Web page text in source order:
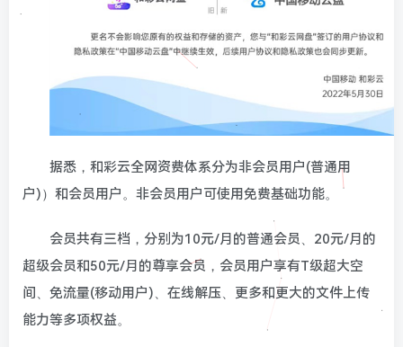
据悉，和彩云全网资费体系分为非会员用户(普通用
户)）和会员用户。非会员用户可使用免费基础功能。
会员共有三档，分别为10元/月的普通会员、20元/月的
超级会员和50元/月的尊享会员，会员用户享有T级超大空
间、免流量(移动用户)、在线解压、更多和更大的文件上传
能力等多项权益。